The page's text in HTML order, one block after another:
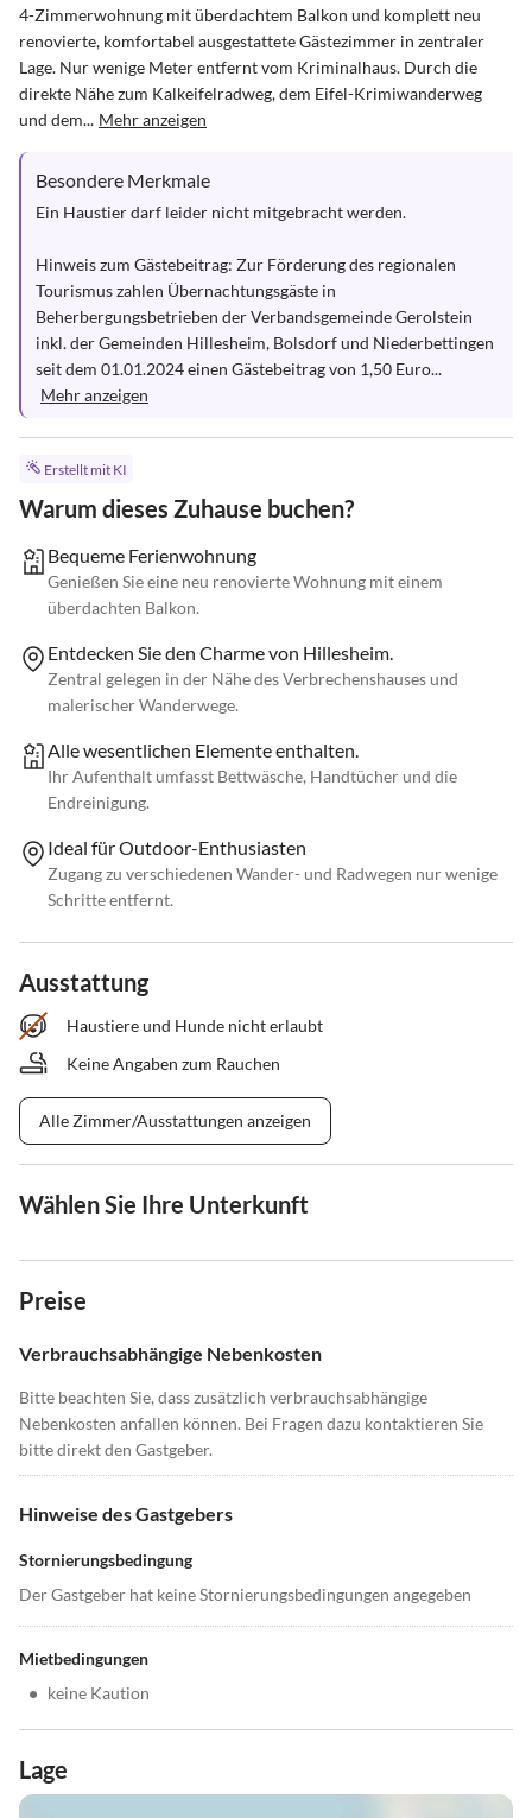
4-Zimmerwohnung mit überdachtem Balkon und komplett neu
renovierte, komfortabel ausgestattete Gästezimmer in zentraler
Lage. Nur wenige Meter entfernt vom Kriminalhaus. Durch die
direkte Nähe zum Kalkeifelradweg, dem Eifel-Krimiwanderweg
und dem... Mehr anzeigen
Besondere Merkmale
Ein Haustier darf leider nicht mitgebracht werden.
Hinweis zum Gästebeitrag: Zur Förderung des regionalen
Tourismus zahlen Übernachtungsgäste in
Beherbergungsbetrieben der Verbandsgemeinde Gerolstein
inkl. der Gemeinden Hillesheim, Bolsdorf und Niederbettingen
seit dem 01.01.2024 einen Gästebeitrag von 1,50 Euro...
Mehr anzeigen
Erstellt mit KI
Warum dieses Zuhause buchen?
Bequeme Ferienwohnung
Genießen Sie eine neu renovierte Wohnung mit einem
überdachten Balkon.
Entdecken Sie den Charme von Hillesheim.
Zentral gelegen in der Nähe des Verbrechenshauses und
malerischer Wanderwege.
Alle wesentlichen Elemente enthalten.
Ihr Aufenthalt umfasst Bettwäsche, Handtücher und die
Endreinigung.
Ideal für Outdoor-Enthusiasten
Zugang zu verschiedenen Wander- und Radwegen nur wenige
Schritte entfernt.
Ausstattung
Haustiere und Hunde nicht erlaubt
Keine Angaben zum Rauchen
Alle Zimmer/Ausstattungen anzeigen
Wählen Sie Ihre Unterkunft
Preise
Verbrauchsabhängige Nebenkosten
Bitte beachten Sie, dass zusätzlich verbrauchsabhängige
Nebenkosten anfallen können. Bei Fragen dazu kontaktieren Sie
bitte direkt den Gastgeber.
Hinweise des Gastgebers
Stornierungsbedingung
Der Gastgeber hat keine Stornierungsbedingungen angegeben
Mietbedingungen
• keine Kaution
Lage